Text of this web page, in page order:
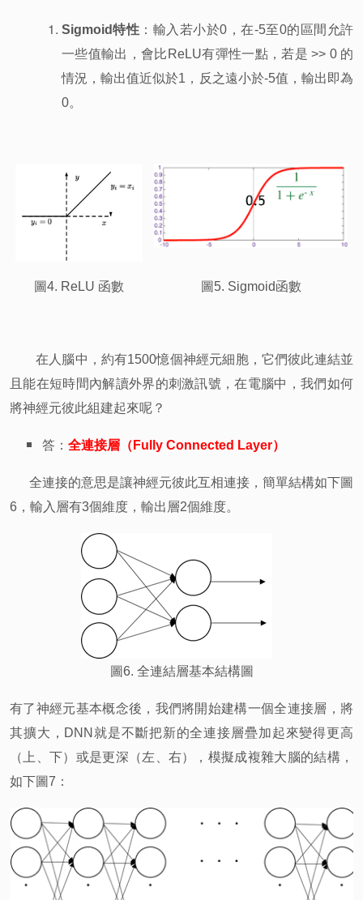
Sigmoid特性 ：輸入若小於0，在-5至0的區間允許
一些值輸出，會比ReLU有彈性一點，若是 >> 0 的
情況，輸出值近似於1，反之遠小於-5值，輸出即為
0。
圖4. ReLU 函數 圖5. Sigmoid函數
在人腦中，約有1500憶個神經元細胞，它們彼此連結並
且能在短時間內解讀外界的刺激訊號，在電腦中，我們如何
將神經元彼此組建起來呢？
答： 全連接層（Fully Connected Layer）
全連接的意思是讓神經元彼此互相連接，簡單結構如下圖
6，輸入層有3個維度，輸出層2個維度。
圖6. 全連結層基本結構圖
有了神經元基本概念後，我們將開始建構一個全連接層，將
其擴大，DNN就是不斷把新的全連接層疊加起來變得更高
（上、下）或是更深（左、右），模擬成複雜大腦的結構，
如下圖7：